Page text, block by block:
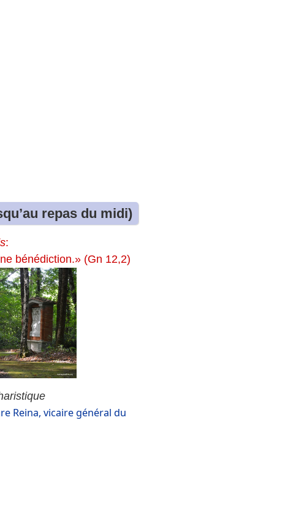
repas du midi)
:
bénédiction.» (Gn 12,2)
Reina, vicaire général du